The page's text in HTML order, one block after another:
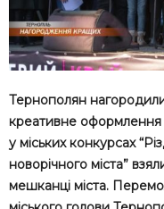
Тернополян
креативне оформлення
у міських конкурсах
новорічного міста”
мешканці міста.